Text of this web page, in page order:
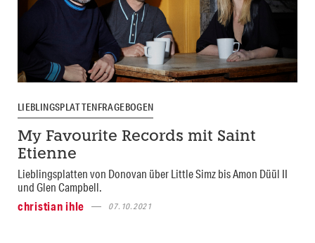
LIEBLINGSPLATTENFRAGEBOGEN
My Favourite Records mit Saint
Etienne
Lieblingsplatten von Donovan über Little Simz bis Amon Düül II
und Glen Campbell.
christian ihle
07.10.2021